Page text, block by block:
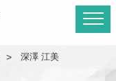
> 深澤 江美